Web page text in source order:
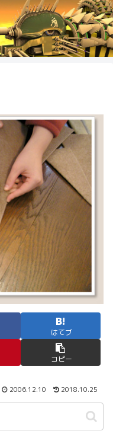
はてブ
コピー
2006.12.10 2018.10.25